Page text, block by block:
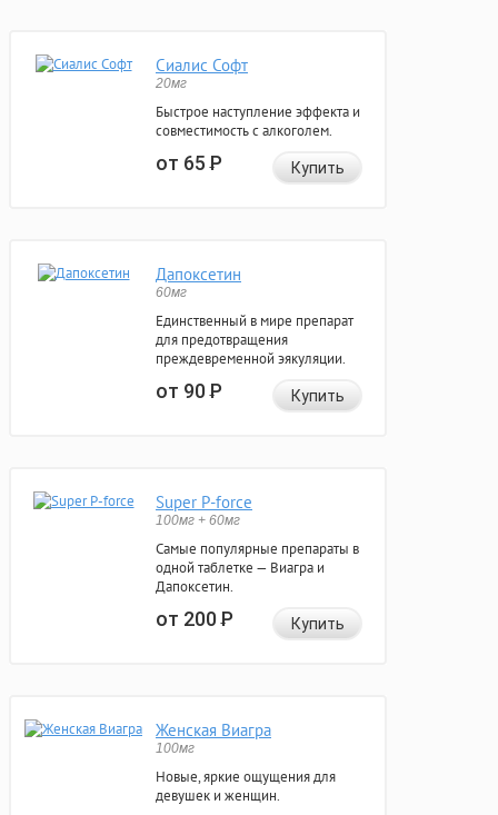
Сиалис Софт
20мг
Быстрое наступление эффекта и
совместимость с алкоголем.
от 65Р Купить
Дапоксетин
60мг
Единственный в мире препарат
для предотвращения
преждевременной эякуляции.
от 90Р Купить
Super P-force
100мг + 60мг
Самые популярные препараты в
одной таблетке — Виагра и
Дапоксетин.
от 200Р Купить
Женская Виагра
100мг
Новые, яркие ощущения для
девушек и женщин.